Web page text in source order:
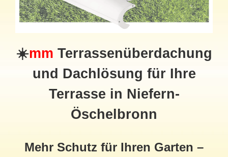
☀️mm Terrassenüberdachung
und Dachlösung für Ihre
Terrasse in Niefern-
Öschelbronn
Mehr Schutz für Ihren Garten –